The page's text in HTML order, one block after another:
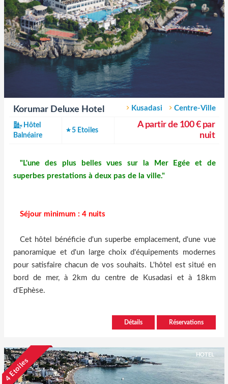
Korumar Deluxe Hotel Kusadasi Centre-Ville
Hôtel
Balnéaire
5 Etoiles
A partir de 100 € par
nuit
"L'une des plus belles vues sur la Mer Egée et de
superbes prestations à deux pas de la ville."
Séjour minimum : 4 nuits
Cet hôtel bénéficie d'un superbe emplacement, d'une vue
panoramique et d'un large choix d'équipements modernes
pour satisfaire chacun de vos souhaits. L'hôtel est situé en
bord de mer, à 2km du centre de Kusadasi et à 18km
d'Ephèse.
Détails Réservations
HOTEL
4 Etoiles